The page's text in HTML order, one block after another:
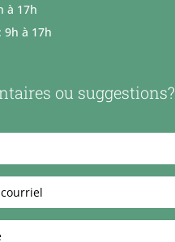
à 17h
9h à 17h
ou suggestions?